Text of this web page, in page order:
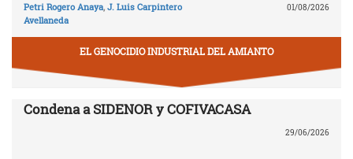
Petri Rogero Anaya, J. Luis Carpintero
Avellaneda
01/08/2026
EL GENOCIDIO INDUSTRIAL DEL AMIANTO
Condena a SIDENOR y COFIVACASA
29/06/2026